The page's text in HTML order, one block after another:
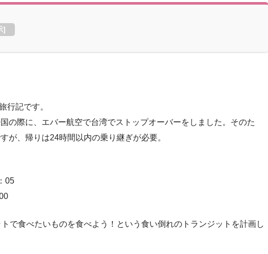
]
行記です。
の際に、エバー航空で台湾でストップオーバーをしました。そのた
が、帰りは24時間以内の乗り継ぎが必要。
05
で食べたいものを食べよう！という食い倒れのトランジットを計画し